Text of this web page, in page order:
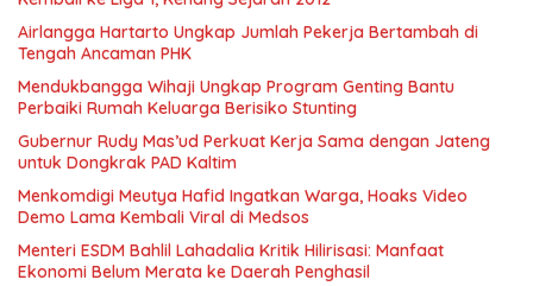
Airlangga Hartarto Ungkap Jumlah Pekerja Bertambah di
Tengah Ancaman PHK
Mendukbangga Wihaji Ungkap Program Genting Bantu
Perbaiki Rumah Keluarga Berisiko Stunting
Gubernur Rudy Mas’ud Perkuat Kerja Sama dengan Jateng
untuk Dongkrak PAD Kaltim
Menkomdigi Meutya Hafid Ingatkan Warga, Hoaks Video
Demo Lama Kembali Viral di Medsos
Menteri ESDM Bahlil Lahadalia Kritik Hilirisasi: Manfaat
Ekonomi Belum Merata ke Daerah Penghasil